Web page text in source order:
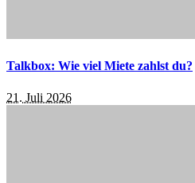
Talkbox: Wie viel Miete zahlst du?
21. Juli 2026